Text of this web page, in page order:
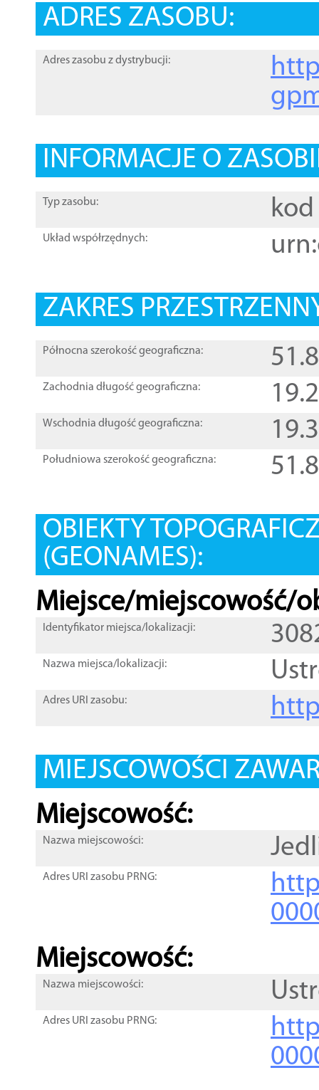
ADRES ZASOBU:
Adres zasobu z dystrybucji:
INFORMACJE O
Typ zasobu: kod
Układ współrzędnych:
ZAKRES
Północna szerokość geograficzna:
Zachodnia długość geograficzna:
Wschodnia długość geograficzna:
Południowa szerokość geograficzna:
OBIEKTY
(GEONAMES):
Miejsce/miejscowość/
Identyfikator miejsca/lokalizacji:
Nazwa miejsca/lokalizacji:
Adres URI zasobu:
MIEJSCOWOŚCI
Miejscowość:
Nazwa miejscowości:
Adres URI zasobu PRNG:
Miejscowość:
Nazwa miejscowości:
Adres URI zasobu PRNG: